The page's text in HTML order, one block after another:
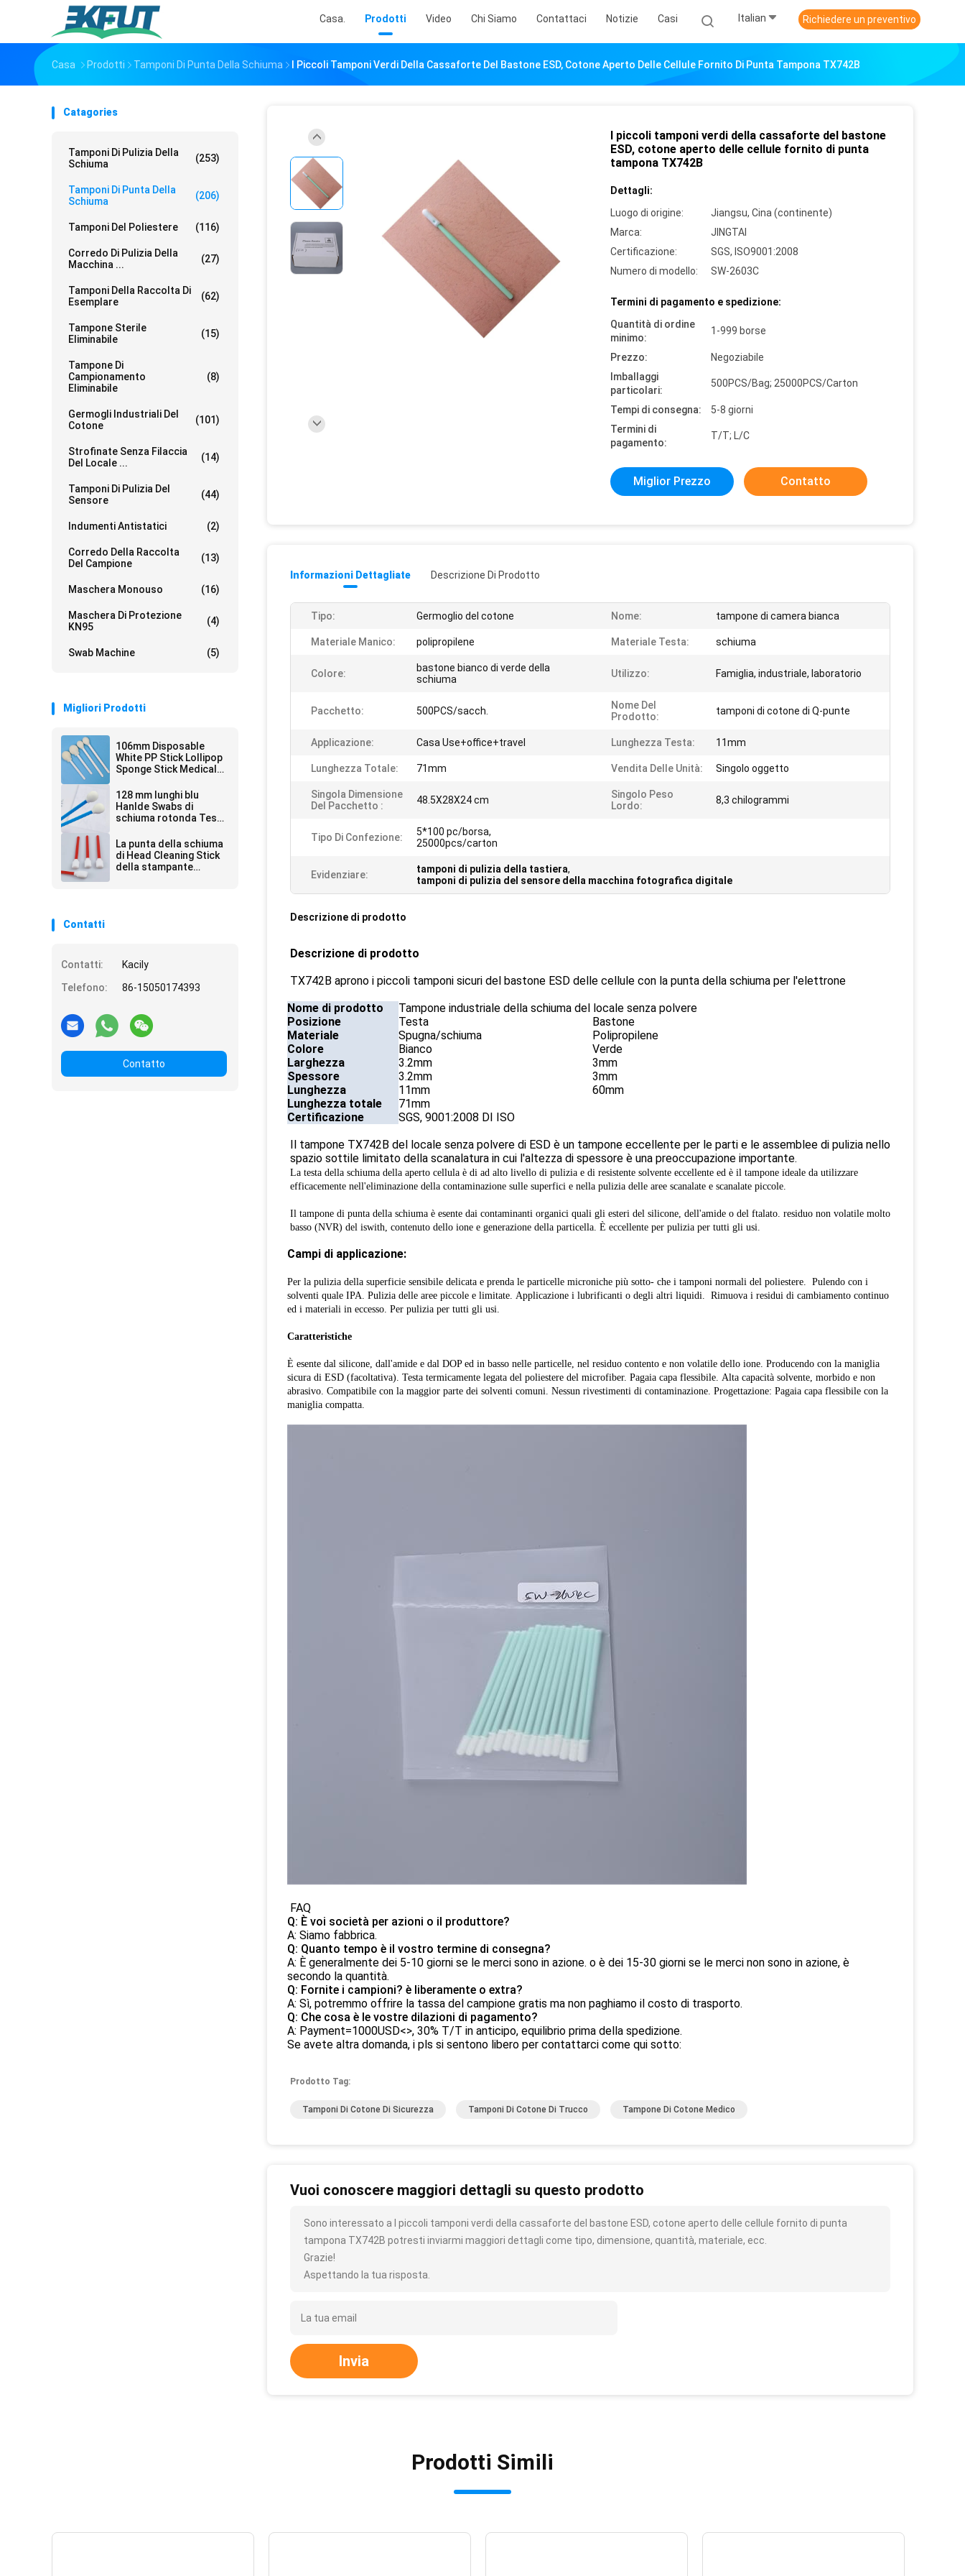
Casa. Prodotti Video Chi Siamo Contattaci Notizie Casi Italian Richiedere un preventivo
Casa Prodotti Tamponi Di Punta Della Schiuma I Piccoli Tamponi Verdi Della Cassaforte Del Bastone ESD, Cotone Aperto Delle Cellule Fornito Di Punta Tampona TX742B
Catagories
Tamponi Di Pulizia Della
Schiuma
(253)
Tamponi Di Punta Della
Schiuma
(206)
Tamponi Del Poliestere (116)
Corredo Di Pulizia Della
Macchina ...
(27)
Tamponi Della Raccolta Di
Esemplare
(62)
Tampone Sterile
Eliminabile
(15)
Tampone Di
Campionamento
Eliminabile
(8)
Germogli Industriali Del
Cotone
(101)
Strofinate Senza Filaccia
Del Locale ...
(14)
Tamponi Di Pulizia Del
Sensore
(44)
Indumenti Antistatici (2)
Corredo Della Raccolta
Del Campione
(13)
Maschera Monouso (16)
Maschera Di Protezione
KN95
(4)
Swab Machine (5)
Migliori Prodotti
106mm Disposable
White PP Stick Lollipop
Sponge Stick Medical
Applicator per la pelle
Antiseptico
128 mm lunghi blu
Hanlde Swabs di
schiuma rotonda Testa
auto Swab di rimozione
della polvere
La punta della schiuma
di Head Cleaning Stick
della stampante
Contatti
Contatti:
Kacily
Telefono:
86-15050174393
Contatto
I piccoli tamponi verdi della cassaforte del bastone
ESD, cotone aperto delle cellule fornito di punta
tampona TX742B
Dettagli:
Luogo di origine:
Jiangsu, Cina (continente)
Marca:
JINGTAI
Certificazione:
SGS, ISO9001:2008
Numero di modello:
SW-2603C
Termini di pagamento e spedizione:
Quantità di ordine
minimo:
1-999 borse
Prezzo:
Negoziabile
Imballaggi
particolari:
500PCS/Bag; 25000PCS/Carton
Tempi di consegna:
5-8 giorni
Termini di
pagamento:
T/T; L/C
Miglior Prezzo Contatto
Informazioni Dettagliate Descrizione Di Prodotto
Tipo: Germoglio del cotone Nome: tampone di camera bianca
Materiale Manico: polipropilene Materiale Testa: schiuma
Colore:
bastone bianco di verde della
schiuma
Utilizzo: Famiglia, industriale, laboratorio
Pacchetto: 500PCS/sacch.
Nome Del
Prodotto:
tamponi di cotone di Q-punte
Applicazione: Casa Use+office+travel Lunghezza Testa: 11mm
Lunghezza Totale: 71mm Vendita Delle Unità: Singolo oggetto
Singola Dimensione
Del Pacchetto :
48.5X28X24 cm
Singolo Peso
Lordo:
8,3 chilogrammi
Tipo Di Confezione:
5*100 pc/borsa,
25000pcs/carton
Evidenziare: tamponi di pulizia della tastiera,
tamponi di pulizia del sensore della macchina fotografica digitale
Descrizione di prodotto
Descrizione di prodotto
TX742B aprono i piccoli tamponi sicuri del bastone ESD delle cellule con la punta della schiuma per l'elettrone
Nome di prodotto
Tampone industriale della schiuma del locale senza polvere
Posizione
Testa
Bastone
Materiale
Spugna/schiuma
Polipropilene
Colore
Bianco
Verde
Larghezza
3.2mm
3mm
Spessore
3.2mm
3mm
Lunghezza
11mm
60mm
Lunghezza totale
71mm
Certificazione
SGS, 9001:2008 DI ISO
Il tampone TX742B del locale senza polvere di ESD è un tampone eccellente per le parti e le assemblee di pulizia nello
spazio sottile limitato della scanalatura in cui l'altezza di spessore è una preoccupazione importante.
La testa della schiuma della aperto cellula è di ad alto livello di pulizia e di resistente solvente eccellente ed è il tampone ideale da utilizzare
efficacemente nell'eliminazione della contaminazione sulle superfici e nella pulizia delle aree scanalate e scanalate piccole.
Il tampone di punta della schiuma è esente dai contaminanti organici quali gli esteri del silicone, dell'amide o del ftalato. residuo non volatile molto
basso (NVR) del iswith, contenuto dello ione e generazione della particella. È eccellente per pulizia per tutti gli usi.
Campi di applicazione:
Per la pulizia della superficie sensibile delicata e prenda le particelle microniche più sotto- che i tamponi normali del poliestere. Pulendo con i
solventi quale IPA. Pulizia delle aree piccole e limitate. Applicazione i lubrificanti o degli altri liquidi. Rimuova i residui di cambiamento continuo
ed i materiali in eccesso. Per pulizia per tutti gli usi.
Caratteristiche
È esente dal silicone, dall'amide e dal DOP ed in basso nelle particelle, nel residuo contento e non volatile dello ione. Producendo con la maniglia
sicura di ESD (facoltativa). Testa termicamente legata del poliestere del microfiber. Pagaia capa flessibile. Alta capacità solvente, morbido e non
abrasivo. Compatibile con la maggior parte dei solventi comuni. Nessun rivestimenti di contaminazione. Progettazione: Pagaia capa flessibile con la
maniglia compatta.
FAQ
Q: È voi società per azioni o il produttore?
A: Siamo fabbrica.
Q: Quanto tempo è il vostro termine di consegna?
A: È generalmente dei 5-10 giorni se le merci sono in azione. o è dei 15-30 giorni se le merci non sono in azione, è
secondo la quantità.
Q: Fornite i campioni? è liberamente o extra?
A: Sì, potremmo offrire la tassa del campione gratis ma non paghiamo il costo di trasporto.
Q: Che cosa è le vostre dilazioni di pagamento?
A: Payment=1000USD<>, 30% T/T in anticipo, equilibrio prima della spedizione.
Se avete altra domanda, i pls si sentono libero per contattarci come qui sotto:
Prodotto Tag:
Tamponi Di Cotone Di Sicurezza Tamponi Di Cotone Di Trucco Tampone Di Cotone Medico
Vuoi conoscere maggiori dettagli su questo prodotto
Sono interessato a I piccoli tamponi verdi della cassaforte del bastone ESD, cotone aperto delle cellule fornito di punta
tampona TX742B potresti inviarmi maggiori dettagli come tipo, dimensione, quantità, materiale, ecc.
Grazie!
Aspettando la tua risposta.
Invia
Prodotti Simili